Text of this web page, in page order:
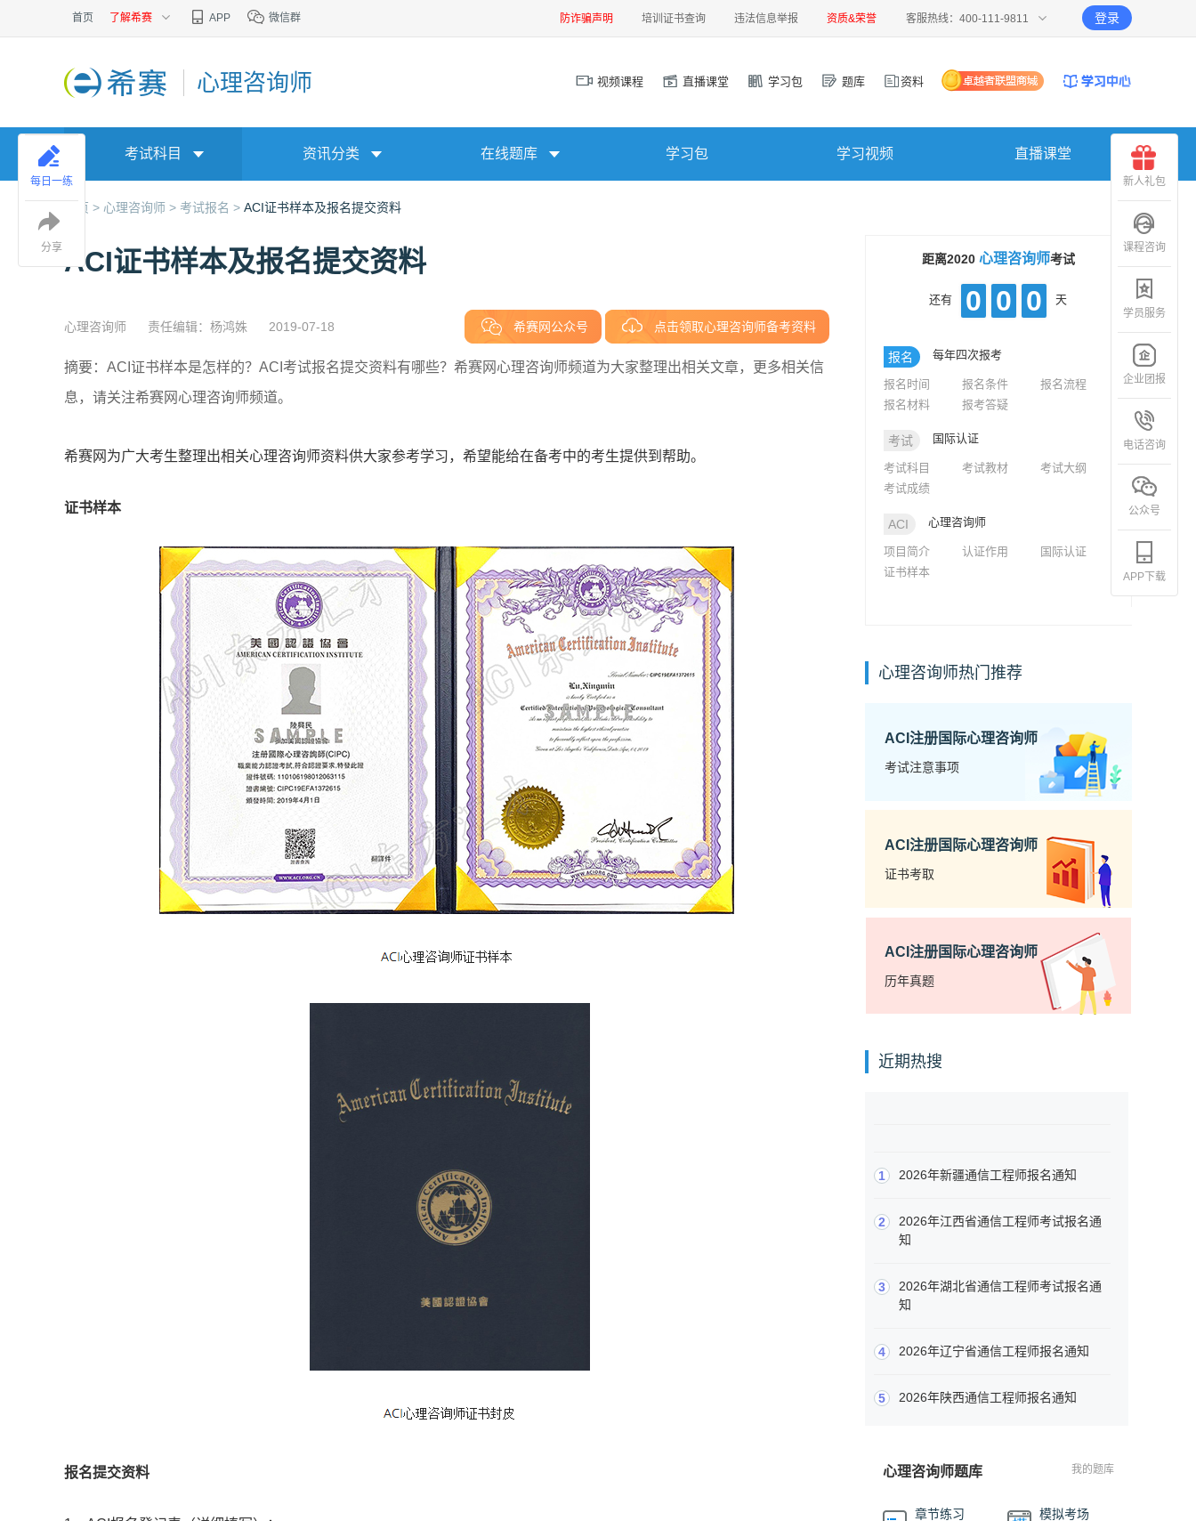
首页 了解希赛 APP 微信群 防诈骗声明 培训证书查询 违法信息举报 资质&荣誉 客服热线：400-111-9811 登录
心理咨询师 视频课程 直播课堂 学习包 题库 资料
考试科目 资讯分类 在线题库 学习包 学习视频 直播课堂
首页 > 心理咨询师 > 考试报名 > ACI证书样本及报名提交资料
ACI证书样本及报名提交资料
心理咨询师 责任编辑：杨鸿姝 2019-07-18 希赛网公众号 点击领取心理咨询师备考资料
摘要：ACI证书样本是怎样的？ACI考试报名提交资料有哪些？希赛网心理咨询师频道为大家整理出相关文章，更多相关信
息，请关注希赛网心理咨询师频道。
希赛网为广大考生整理出相关心理咨询师资料供大家参考学习，希望能给在备考中的考生提供到帮助。
证书样本
报名提交资料
距离2020 心理咨询师考试
还有 0 0 0 天
报名 每年四次报考
报名时间 报名条件
报名流程
报名材料
报考答疑
考试 国际认证
考试科目 考试教材
考试大纲
考试成绩
ACI 心理咨询师
项目简介 认证作用
国际认证
证书样本
心理咨询师热门推荐
ACI注册国际心理咨询师
考试注意事项
ACI注册国际心理咨询师
证书考取
ACI注册国际心理咨询师
历年真题
近期热搜
1 2026年新疆通信工程师报名通知
2
2026年江西省通信工程师考试报名通
知
3
2026年湖北省通信工程师考试报名通
知
4 2026年辽宁省通信工程师报名通知
5 2026年陕西通信工程师报名通知
心理咨询师题库 我的题库
章节练习 模拟考场
每日一练
分享
新人礼包
课程咨询
学员服务
企业团报
电话咨询
公众号
APP下载